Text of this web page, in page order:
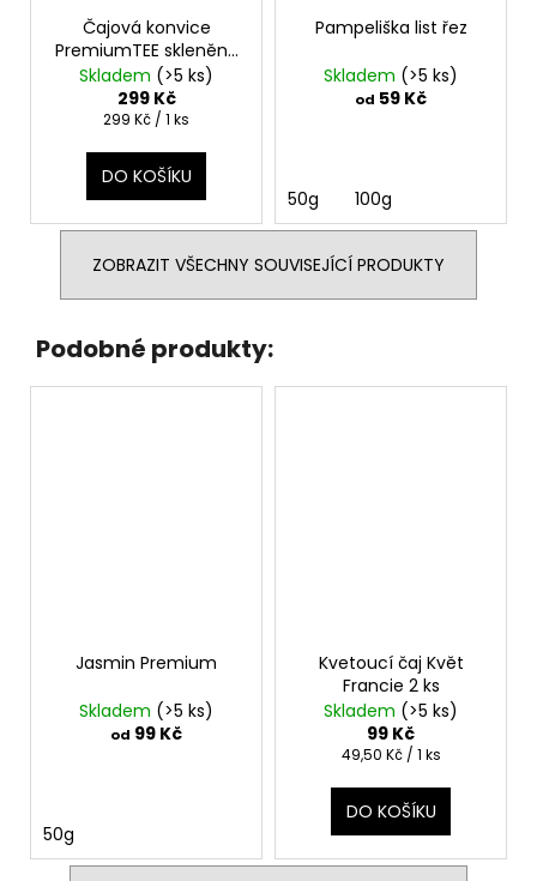
Čajová konvice
PremiumTEE skleněná
280 ml
Skladem (>5 ks)
299 Kč
Měrná
299 Kč / 1 ks
DO KOŠÍKU
Pampeliška list řez
Skladem (>5 ks)
od 59 Kč
50g 100g
ZOBRAZIT VŠECHNY SOUVISEJÍCÍ PRODUKTY
Podobné produkty:
Jasmin Premium
Skladem (>5 ks)
od 99 Kč
50g
Kvetoucí čaj Květ
Francie 2 ks
Skladem (>5 ks)
99 Kč
Měrná
49,50 Kč / 1 ks
DO KOŠÍKU